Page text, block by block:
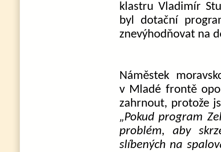
klastru Vladimír
byl dotační
znevýhodňovat na
Náměstek
v Mladé frontě
zahrnout, protože
„Pokud program
problém, aby
slíbených na